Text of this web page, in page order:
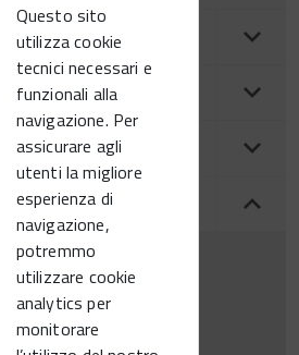
Questo sito
utilizza cookie
tecnici necessari e
funzionali alla
navigazione. Per
assicurare agli
utenti la migliore
esperienza di
navigazione,
potremmo
utilizzare cookie
analytics per
monitorare
Augusta
Tiziano